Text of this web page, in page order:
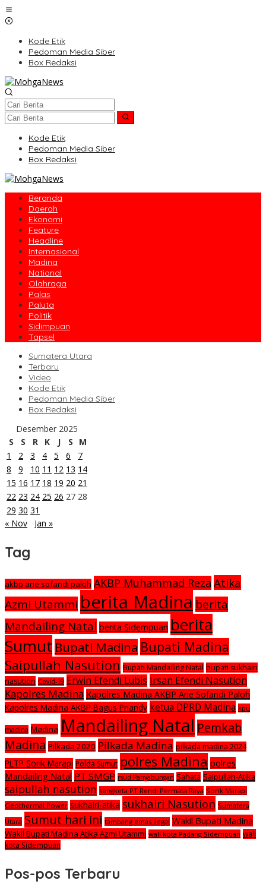
Lewati
ke
Kode Etik
Pedoman Media Siber
Box Redaksi
Kode Etik
Pedoman Media Siber
Box Redaksi
Beranda
Daerah
Ekonomi
Feature
Headline
Internasional
Madina
National
Olahraga
Palas
Paluta
Politik
Sidimpuan
Tapsel
Sumatera Utara
Terbaru
Video
Kode Etik
Pedoman Media Siber
Box Redaksi
Desember 2025
S
S R K J S
M
1
2 3 4 5 6
7
8
9 10 11 12 13 14
15 16 17 18 19 20 21
22 23 24 25 26 27 28
29 30 31
« Nov
Jan »
Tag
akbp arie sofandi paloh AKBP Muhammad Reza Atika
Azmi Utammi berita Madina berita
Mandailing Natal berita Sidempuan berita
Sumut Bupati Madina Bupati Madina
Saipullah Nasution Bupati Mandailing Natal bupati sukhairi
nasution Covid-19 Erwin Efendi Lubis Irsan Efendi Nasution
Kapolres Madina Kapolres Madina AKBP Arie Sofandi Paloh
Kapolres Madina AKBP Bagus Priandy ketua DPRD Madina kpu
madina Madina Mandailing Natal Pemkab
Madina Pilkada 2020 Pilkada Madina pilkada madina 2024
PLTP Sorik Marapi Polda Sumut polres Madina polres
Mandailing Natal PT SMGP rsud Panyabungan Sahata Saipullah-Atika
saipullah nasution sengketa PT Rendi Permata Raya Sorik Marapi
Geothermal Power sukhairi-atika sukhairi Nasution Sumatera
Utara Sumut hari ini tambang emas ilegal Wakil Bupati Madina
Wakil Bupati Madina Atika Azmi Utammi wali kota Padang Sidempuan wali
kota Sidempuan
Pos-pos Terbaru